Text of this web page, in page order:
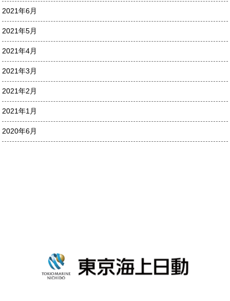
2021年6月
2021年5月
2021年4月
2021年3月
2021年2月
2021年1月
2020年6月